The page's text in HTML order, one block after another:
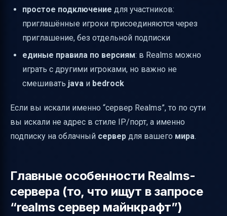
простое подключение для участников:
приглашённые игроки присоединяются через
приглашение, без отдельной подписки
единые правила по версиям: в Realms можно
играть с другими игроками, но важно не
смешивать java и bedrock
Если вы искали именно “сервер Realms”, то по сути
вы искали не адрес в стиле IP/порт, а именно
подписку на облачный сервер для вашего мира.
Главные особенности Realms-
сервера (то, что ищут в запросе
“realms сервер майнкрафт”)